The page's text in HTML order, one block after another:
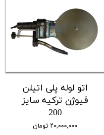
اتو لوله پلی اتیلن
فیوژن ترکیه سایز
200
۲۰,۰۰۰,۰۰۰ تومان